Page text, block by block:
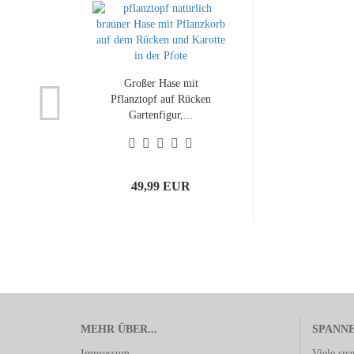
Großer Hase mit
Pflanztopf auf Rücken
Gartenfigur,...
49,99 EUR
MEHR ÜBER...